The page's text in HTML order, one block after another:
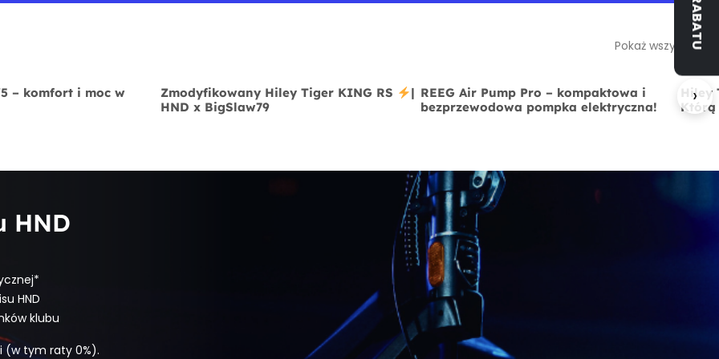
Pokaż wszystkie
– komfort i moc w Zmodyfikowany Hiley Tiger KING RS
|
HND x BigSlaw79
REEG Air Pump Pro – kompaktowa i
bezprzewodowa pompka elektryczna!
Hiley
Którą
›
HND
HND
klubu
(w tym raty 0%).